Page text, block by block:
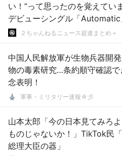
い！”って思ったのを覚えてい
デビューシングル「Automatic
#ラジオ | Automatic／time
２ちゃんねるニュース超速まとめ＋
中国人民解放軍が生物兵器開
物の毒素研究…条約順守確認
念表明！
軍事・ミリタリー速報☆彡
山本太郎「今の日本見てみろ
ものじゃないか！」TikTok民
総理大臣の器」